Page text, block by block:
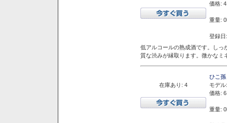
価格:
重量:
登録
低アルコールの熟成酒です。しっ
質な渋みが縁取ります。微かなミ
在庫あり: 4
ひこ
モデル:
価格:
重量: